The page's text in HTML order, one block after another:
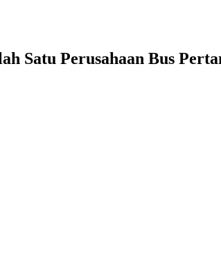
Satu Perusahaan Bus